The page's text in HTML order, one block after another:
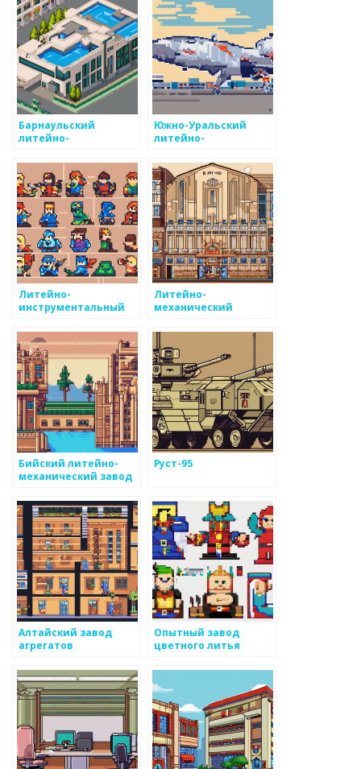
Барнаульский
литейно-
Южно-Уральский
литейно-
Литейно-
инструментальный
Литейно-
механический
Конструктор
Бийский литейно-
механический завод
Руст-95
Алтайский завод
агрегатов
Опытный завод
цветного литья